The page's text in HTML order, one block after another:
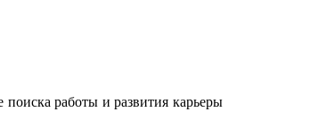
поиска работы и развития карьеры